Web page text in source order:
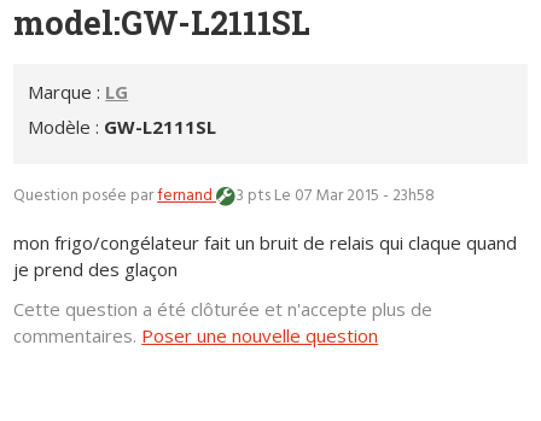
model:GW-L2111SL
Marque : LG
Modèle : GW-L2111SL
Question posée parfernand 3 ptsLe 07 Mar 2015 - 23h58
mon frigo/congélateur fait un bruit de relais qui claque quand
je prend des glaçon
Cette question a été clôturée et n'accepte plus de
commentaires. Poser une nouvelle question